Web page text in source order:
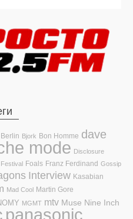
Berlin Bjork Bon Homme dave
mode Disclosure
Festival Foals Franz Ferdinand Gossip
Interview Kasabian
Mad Cool Martin Gore
MGMT mtv Muse Nine Inch
panasonic